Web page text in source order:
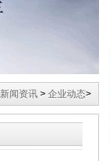
新闻资讯 > 企业动态>